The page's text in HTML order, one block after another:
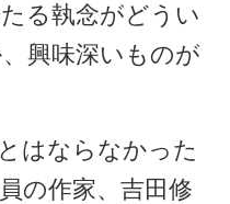
る執念がどうい
興味深いものが
はならなかった
の作家、吉田修